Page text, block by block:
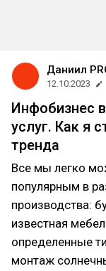
Даниил
12.10.2023
Инфобизнес
услуг. Как я
тренда
Все мы легко
популярным в
производства:
известная
определенные
монтаж